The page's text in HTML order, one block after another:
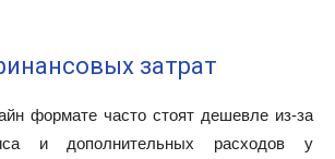
затрат
формате часто стоят дешевле из-за
и дополнительных расходов у